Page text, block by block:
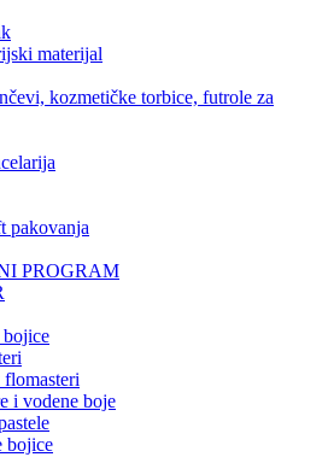
materijal
kozmetičke torbice, futrole za
pakovanja
PROGRAM
i vodene boje
bojice